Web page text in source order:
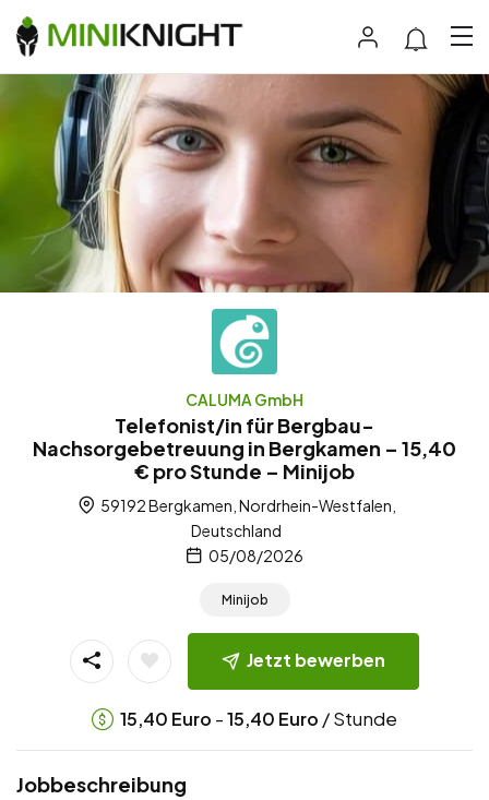
CALUMA GmbH
Telefonist/in für Bergbau-
Nachsorgebetreuung in Bergkamen – 15,40
€ pro Stunde – Minijob
59192 Bergkamen, Nordrhein-Westfalen,
Deutschland
05/08/2026
Minijob
Jetzt bewerben
15,40 Euro -15,40 Euro / Stunde
Jobbeschreibung